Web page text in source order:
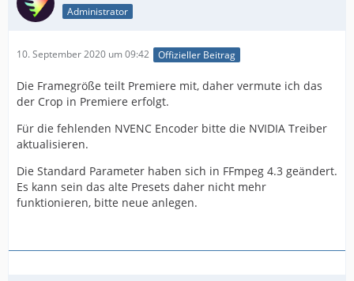
Administrator
10. September 2020 um 09:42 Offizieller Beitrag
Die Framegröße teilt Premiere mit, daher vermute ich das
der Crop in Premiere erfolgt.
Für die fehlenden NVENC Encoder bitte die NVIDIA Treiber
aktualisieren.
Die Standard Parameter haben sich in FFmpeg 4.3 geändert.
Es kann sein das alte Presets daher nicht mehr
funktionieren, bitte neue anlegen.